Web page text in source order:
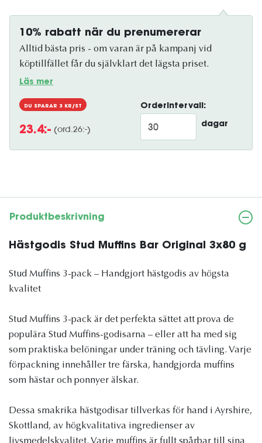
10% rabatt när du prenumererar
Alltid bästa pris - om varan är på kampanj vid
köptillfället får du självklart det lägsta priset.
Läs mer
DU SPARAR 3 KR/ST
23.4:- (ord.26:-)
Orderintervall:
dagar
Produktbeskrivning
Hästgodis Stud Muffins Bar Original 3x80 g
Stud Muffins 3-pack – Handgjort hästgodis av högsta
kvalitet
Stud Muffins 3-pack är det perfekta sättet att prova de
populära Stud Muffins-godisarna – eller att ha med sig
som praktiska belöningar under träning och tävling. Varje
förpackning innehåller tre färska, handgjorda muffins
som hästar och ponnyer älskar.
Dessa smakrika hästgodisar tillverkas för hand i Ayrshire,
Skottland, av högkvalitativa ingredienser av